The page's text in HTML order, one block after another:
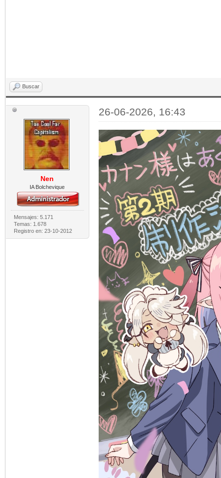
Buscar
Nen
IA Bolchevique
Mensajes: 5.171
Temas: 1.678
Registro en: 23-10-2012
26-06-2026, 16:43